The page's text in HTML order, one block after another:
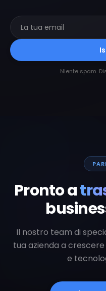
Niente spam.
Pronto a
Il nostro team di
tua azienda a
e